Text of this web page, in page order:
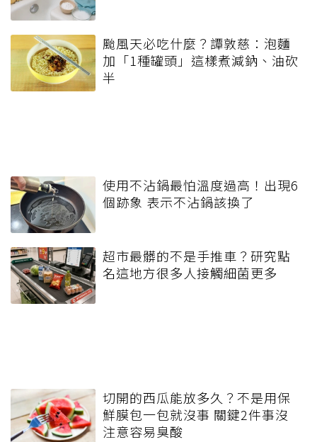
颱風天必吃什麼？譚敦慈：泡麵
加「1種罐頭」這樣煮減鈉、油砍
半
使用不沾鍋最怕溫度過高！出現6
個跡象 表示不沾鍋該換了
超市最髒的不是手推車？研究點
名這地方很多人接觸細菌更多
切開的西瓜能放多久？不是用保
鮮膜包一包就沒事 關鍵2件事沒
注意容易臭酸